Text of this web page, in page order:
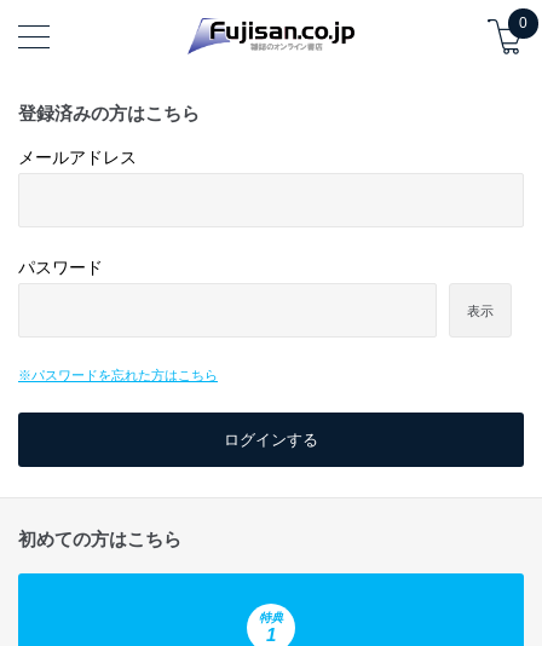
0
登録済みの方はこちら
メールアドレス
パスワード
表示
※パスワードを忘れた方はこちら
初めての方はこちら
特典
1